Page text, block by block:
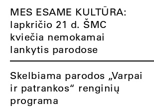
MES ESAME KULTŪRA:
lapkričio 21 d. ŠMC
kviečia nemokamai
lankytis parodose
Skelbiama parodos „Varpai
ir patrankos“ renginių
programa